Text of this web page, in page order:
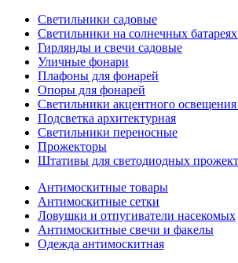
Светильники садовые
Светильники на солнечных
Гирлянды и свечи садовые
Уличные фонари
Плафоны для фонарей
Опоры для фонарей
Светильники акцентного
Подсветка архитектурная
Светильники переносные
Прожекторы
Штативы для светодиодных
Антимоскитные товары
Антимоскитные сетки
Ловушки и отпугиватели насекомых
Антимоскитные свечи и факелы
Одежда антимоскитная